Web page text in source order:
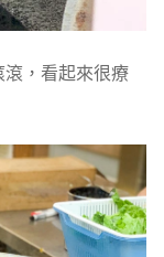
，看起來很療